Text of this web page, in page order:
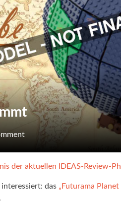
der aktuellen IDEAS-Review-
das „Futurama